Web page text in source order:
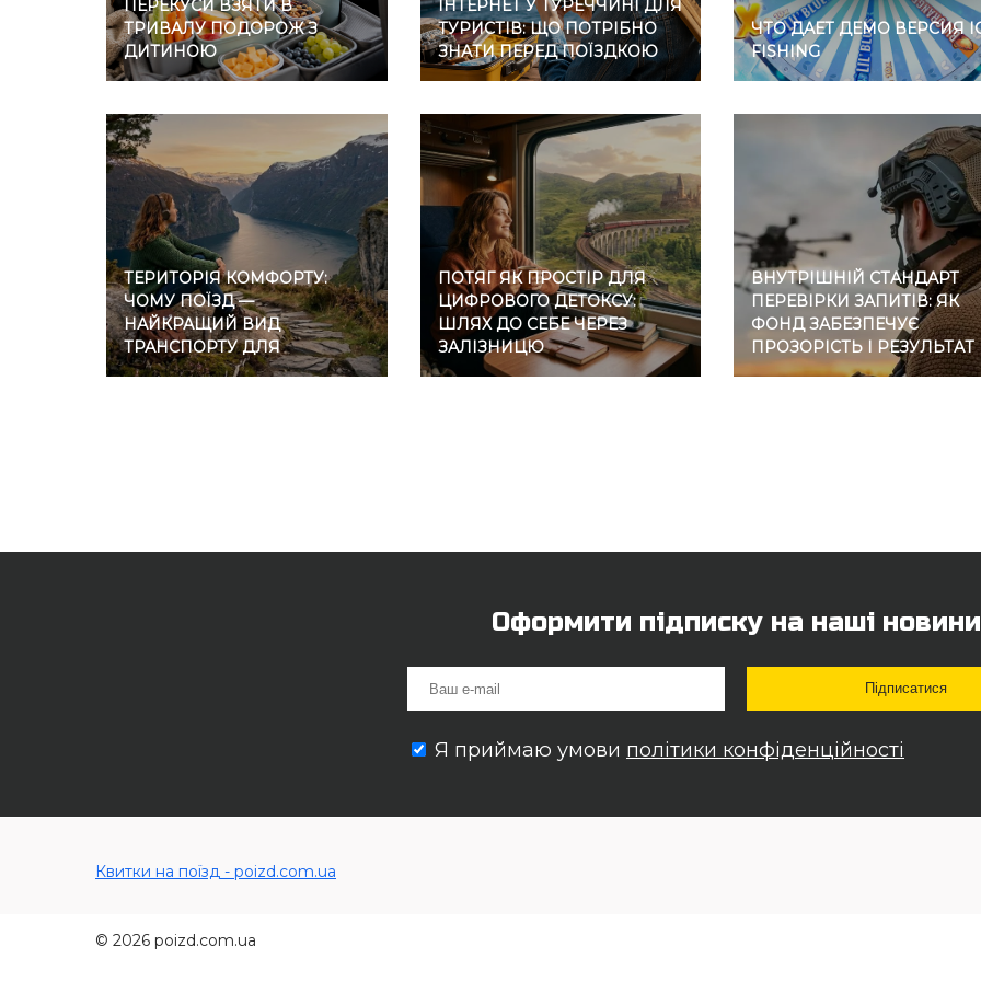
ПЕРЕКУСИ ВЗЯТИ В
ТРИВАЛУ ПОДОРОЖ З
ДИТИНОЮ
ІНТЕРНЕТ У ТУРЕЧЧИНІ ДЛЯ
ТУРИСТІВ: ЩО ПОТРІБНО
ЗНАТИ ПЕРЕД ПОЇЗДКОЮ
ЧТО ДАЕТ ДЕМО ВЕРСИЯ
FISHING
ТЕРИТОРІЯ КОМФОРТУ:
ЧОМУ ПОЇЗД —
НАЙКРАЩИЙ ВИД
ТРАНСПОРТУ ДЛЯ
ІНТРОВЕРТІВ
ПОТЯГ ЯК ПРОСТІР ДЛЯ
ЦИФРОВОГО ДЕТОКСУ:
ШЛЯХ ДО СЕБЕ ЧЕРЕЗ
ЗАЛІЗНИЦЮ
ВНУТРІШНІЙ СТАНДАРТ
ПЕРЕВІРКИ ЗАПИТІВ: ЯК
ФОНД ЗАБЕЗПЕЧУЄ
ПРОЗОРІСТЬ І РЕЗУЛЬТАТ
Оформити підписку на наші новини
Я приймаю умови політики конфіденційності
Квитки на поїзд - poizd.com.ua
© 2026 poizd.com.ua